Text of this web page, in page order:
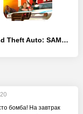
Grand Theft Auto: SAMP от Mordor RP
бомба! На завтрак